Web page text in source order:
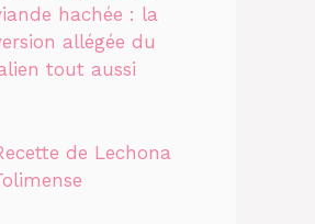
hachée : la
allégée du
tout aussi
de Lechona